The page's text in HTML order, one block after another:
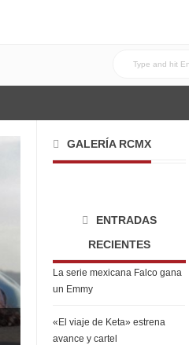
GALERÍA RCMX
ENTRADAS
RECIENTES
La serie mexicana Falco gana
un Emmy
«El viaje de Keta» estrena
avance y cartel